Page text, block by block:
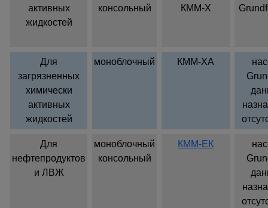
активных
жидкостей
консольный
КММ-Х
Для
загрязненных
химически
активных
жидкостей
моноблочный КММ-ХА
Для
нефтепродуктов
и ЛВЖ
моноблочный
консольный
КММ-ЕК